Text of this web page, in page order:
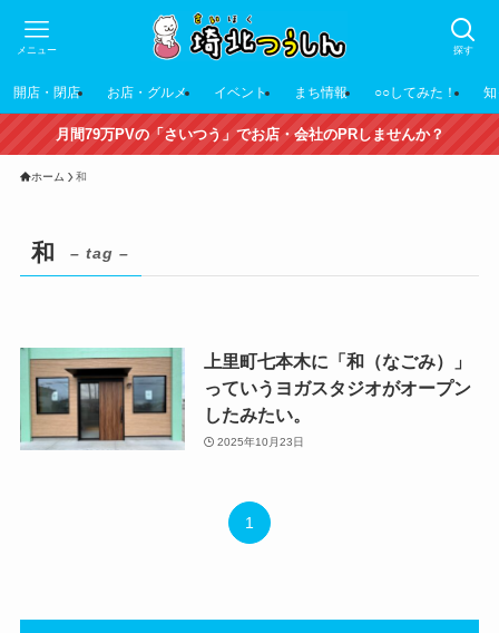
探す
メニュー
開店・閉店 お店・グルメ イベント まち情報 ○○してみた！
月間79万PVの「さいつう」でお店・会社のPRしませんか？
ホーム 和
和 – tag –
上里町七本木に「和（なごみ）」
っていうヨガスタジオがオープン
したみたい。
2025年10月23日
1